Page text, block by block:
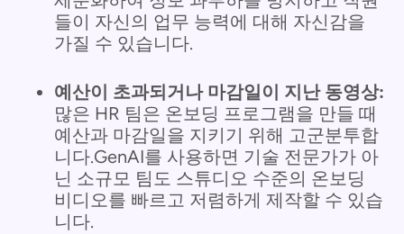
들이 자신의 업무 능력에 대해 자신감을
가질 수 있습니다.
예산이 초과되거나 마감일이 지난 동영상:
많은 HR 팀은 온보딩 프로그램을 만들 때
예산과 마감일을 지키기 위해 고군분투합
니다.GenAI를 사용하면 기술 전문가가 아
닌 소규모 팀도 스튜디오 수준의 온보딩
비디오를 빠르고 저렴하게 제작할 수 있습
니다.